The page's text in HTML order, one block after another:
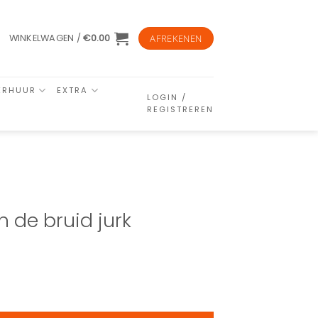
WINKELWAGEN /€0.00 AFREKENEN
EXTRA
LOGIN /
REGISTREREN
de bruid jurk